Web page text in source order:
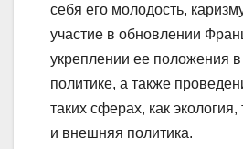
себя его молодость,
участие в обновлении
укреплении ее положения
политике, а также
таких сферах, как
и внешняя политика.